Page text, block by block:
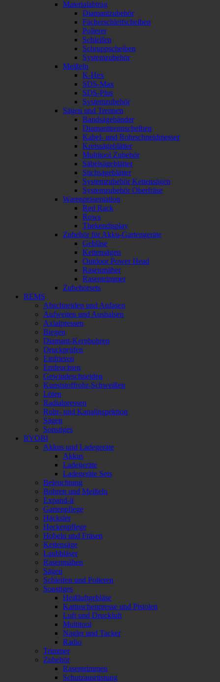
Materialabtrag
Diamantzubehör
Fächerschleifscheiben
Polierer
Schleifen
Schruppscheiben
Systemzubehör
Meißeln
K-Hex
SDS-Max
SDS-Plus
Systemzubehör
Sägen und Trennen
Bandsägebänder
Diamanttrennscheiben
Kabel- und Rohrschneidmesser
Kreissägeblätter
Multitool Zubehör
Säbelsägeblätter
Stichsägeblätter
Systemzubehör Kettensägen
Systemzubehör Oberfräse
Warenpräsentation
Red Rack
Rows
Thekendisplay
Zubehör für Akku-Gartengeräte
Gebläse
Kettensägen
Outdoor Power Head
Rasenmäher
Rasentrimmer
Zubehörsets
REMS
Abschneiden und Anfasen
Aufweiten und Aushalsen
Axialpressen
Biegen
Diamant-Kernbohren
Druckprüfen
Einfrieren
Entfeuchten
Gewindeschneiden
Kunststoffrohr-Schweißen
Löten
Radialpressen
Rohr- und Kanalinspektion
Sägen
Sonstiges
RYOBI
Akkus und Ladegeräte
Akkus
Ladegeräte
Ladegeräte Sets
Beleuchtung
Bohren und Meißeln
Expand-it
Gartenpflege
Häcksler
Heckenpflege
Hobeln und Fräsen
Kettensäge
Laubbläser
Rasenmähen
Sägen
Schleifen und Polieren
Sonstiges
Heißluftgebläse
Kartuschenpresse und Pistolen
Luft und Druckluft
Multitool
Nagler und Tacker
Radio
Trimmer
Zubehör
Rasentrimmen
Schutzausrüstung